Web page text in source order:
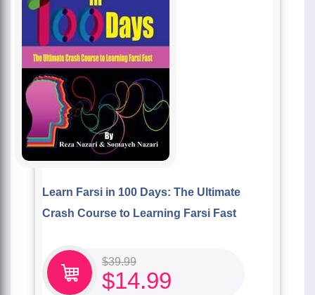
Learn Farsi in 100 Days: The Ultimate
Crash Course to Learning Farsi Fast
$39.99
$14.99